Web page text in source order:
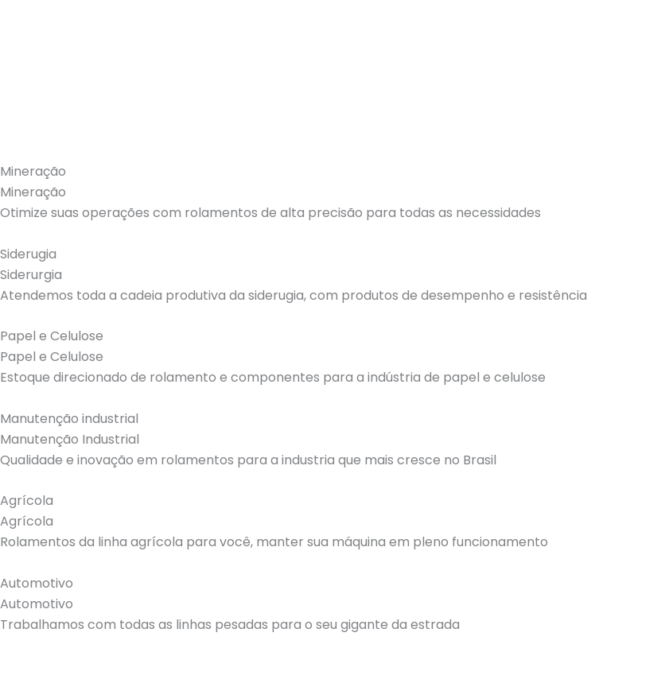
Mineração
Mineração
Otimize suas operações com rolamentos de alta precisão para todas as necessidades
Siderugia
Siderurgia
Atendemos toda a cadeia produtiva da siderugia, com produtos de desempenho e resistência
Papel e Celulose
Papel e Celulose
Estoque direcionado de rolamento e componentes para a indústria de papel e celulose
Manutenção industrial
Manutenção Industrial
Qualidade e inovação em rolamentos para a industria que mais cresce no Brasil
Agrícola
Agrícola
Rolamentos da linha agrícola para você, manter sua máquina em pleno funcionamento
Automotivo
Automotivo
Trabalhamos com todas as linhas pesadas para o seu gigante da estrada